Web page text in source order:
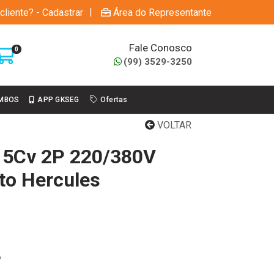
- Cadastrar | Área do Representante
0 Fale Conosco
(99) 3529-3250
APP GKSEG Ofertas
VOLTAR
2P 220/380V
Hercules